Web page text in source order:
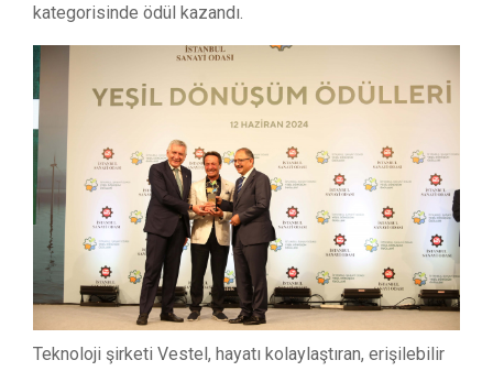
kategorisinde ödül kazandı.
Teknoloji şirketi Vestel, hayatı kolaylaştıran, erişilebilir